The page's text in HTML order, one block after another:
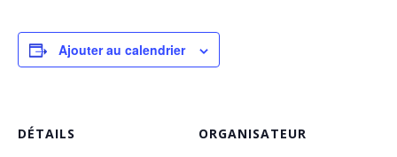
Ajouter au calendrier
DÉTAILS
ORGANISATEUR